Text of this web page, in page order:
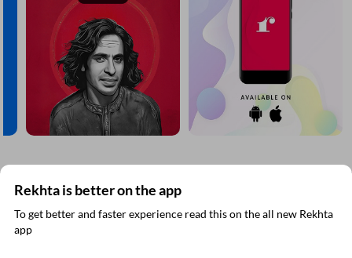
Rekhta is better on the app
To get better and faster experience read this on the all new Rekhta
app